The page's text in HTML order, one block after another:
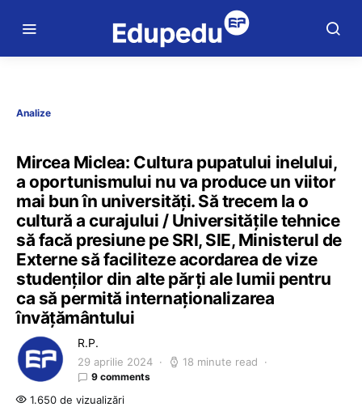
Analize
Mircea Miclea: Cultura pupatului inelului,
a oportunismului nu va produce un viitor
mai bun în universități. Să trecem la o
cultură a curajului / Universitățile tehnice
să facă presiune pe SRI, SIE, Ministerul de
Externe să faciliteze acordarea de vize
studenților din alte părți ale lumii pentru
ca să permită internaționalizarea
învățământului
R.P.
29 aprilie 2024 18 minute read
9 comments
1.650 de vizualizări